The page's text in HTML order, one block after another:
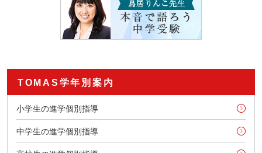
TOMAS学年別案内
小学生の進学個別指導
中学生の進学個別指導